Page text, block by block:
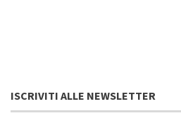
ISCRIVITI ALLE NEWSLETTER